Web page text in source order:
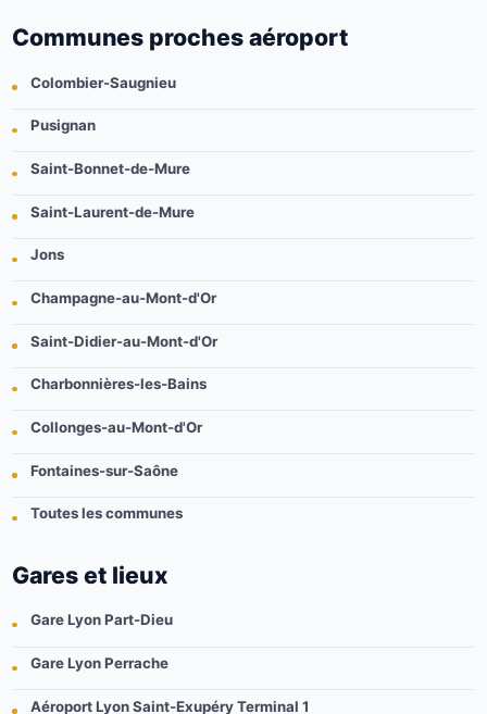
Communes proches aéroport
Colombier-Saugnieu
Pusignan
Saint-Bonnet-de-Mure
Saint-Laurent-de-Mure
Jons
Champagne-au-Mont-d'Or
Saint-Didier-au-Mont-d'Or
Charbonnières-les-Bains
Collonges-au-Mont-d'Or
Fontaines-sur-Saône
Toutes les communes
Gares et lieux
Gare Lyon Part-Dieu
Gare Lyon Perrache
Aéroport Lyon Saint-Exupéry Terminal 1